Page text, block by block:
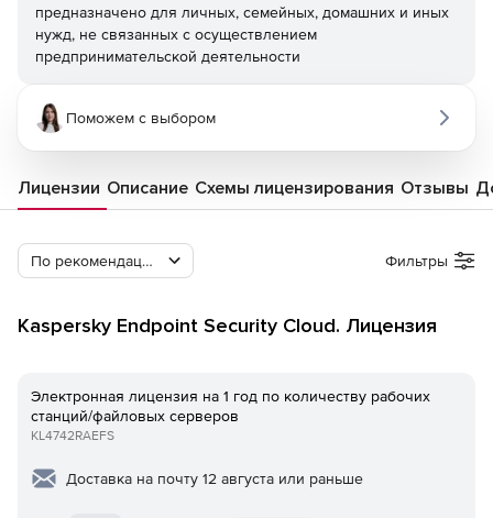
предназначено для личных, семейных, домашних и иных
нужд, не связанных с осуществлением
предпринимательской деятельности
Поможем с выбором
Лицензии Описание Схемы лицензирования Отзывы
По рекомендации Softline Фильтры
Kaspersky Endpoint Security Cloud. Лицензия
Электронная лицензия на 1 год по количеству рабочих
станций/файловых серверов
KL4742RAEFS
Доставка на почту 12 августа или раньше